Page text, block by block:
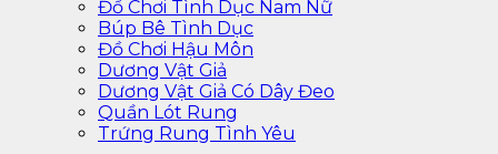
Đồ Chơi Tình Dục Nam Nữ
Búp Bê Tình Dục
Đồ Chơi Hậu Môn
Dương Vật Giả
Dương Vật Giả Có Dây Đeo
Quần Lót Rung
Trứng Rung Tình Yêu